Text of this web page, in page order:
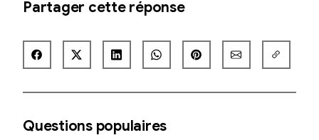
Partager cette réponse
Questions populaires